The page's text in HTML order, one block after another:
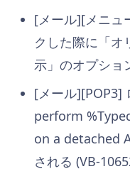
[メール][メニュ
クした際に「オ
示」のオプショ
[メール][POP3]
perform
on a detached
される (VB-